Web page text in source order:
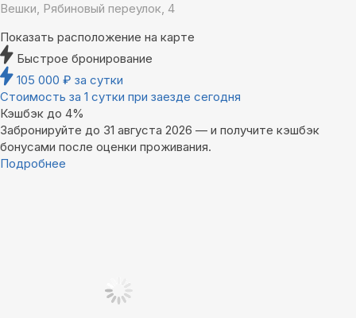
Вешки, Рябиновый переулок, 4
Показать расположение на карте
Быстрое бронирование
105 000 ₽ за сутки
Стоимость за 1 сутки при заезде сегодня
Кэшбэк до 4%
Забронируйте до 31 августа 2026 — и получите кэшбэк
бонусами после оценки проживания.
Подробнее